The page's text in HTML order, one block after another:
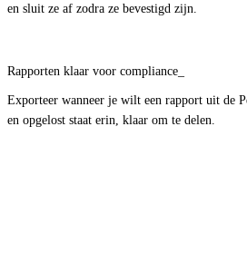
en sluit ze af zodra ze bevestigd zijn.
Rapporten klaar voor compliance
Exporteer wanneer je wilt een rapport uit de
en opgelost staat erin, klaar om te delen.